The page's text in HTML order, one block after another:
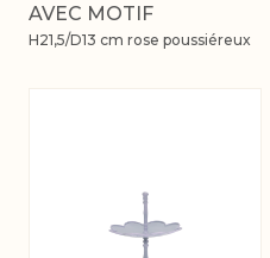
AVEC MOTIF
H21,5/D13 cm rose poussiéreux